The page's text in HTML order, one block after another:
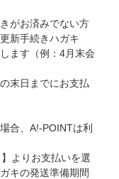
がお済みでない方
新手続きハガキ
ます（例：4月末会
末日までにお支払
合、A!-POINTは利
よりお支払いを選
キの発送準備期間